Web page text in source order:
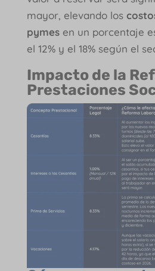
mayor, elevando los
pymesen un porcentaje
el 12% y el 18% según el
Impacto de la
Prestaciones